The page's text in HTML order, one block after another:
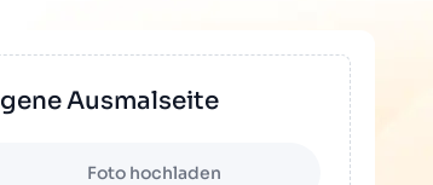
Ausmalseite
Foto hochladen